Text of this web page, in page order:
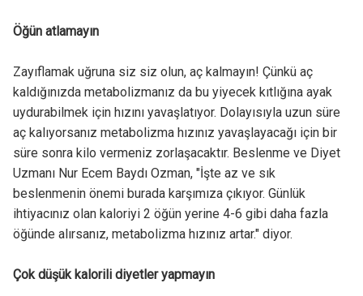
Öğün atlamayın
Zayıflamak uğruna siz siz olun, aç kalmayın! Çünkü aç
kaldığınızda metabolizmanız da bu yiyecek kıtlığına ayak
uydurabilmek için hızını yavaşlatıyor. Dolayısıyla uzun süre
aç kalıyorsanız metabolizma hızınız yavaşlayacağı için bir
süre sonra kilo vermeniz zorlaşacaktır. Beslenme ve Diyet
Uzmanı Nur Ecem Baydı Ozman, "İşte az ve sık
beslenmenin önemi burada karşımıza çıkıyor. Günlük
ihtiyacınız olan kaloriyi 2 öğün yerine 4-6 gibi daha fazla
öğünde alırsanız, metabolizma hızınız artar." diyor.
Çok düşük kalorili diyetler yapmayın